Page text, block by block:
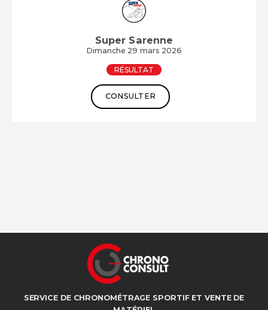
Super Sarenne
Dimanche 29 mars 2026
RÉSULTAT
CONSULTER
SERVICE DE CHRONOMÉTRAGE SPORTIF ET VENTE DE